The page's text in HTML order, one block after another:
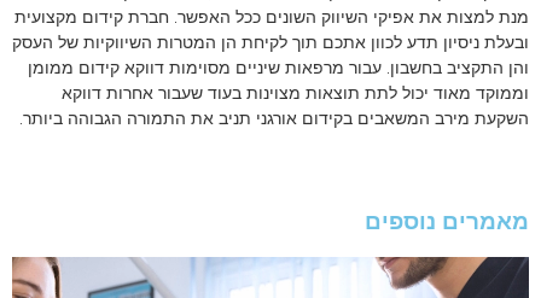
מאמרים נוספים
מנת למצות את אפיקי השיווק השונים ככל האפשר. חברת קידום מקצועית
ובעלת ניסיון תדע לכוון אתכם תוך לקיחת הן המטרות השיווקיות של העסק
והן התקציב בחשבון. עבור מרפאות שיניים מסוימות דווקא קידום ממומן
וממוקד מאוד יכול לתת תוצאות מצוינות בעוד שעבור אחרות דווקא
השקעת מירב המשאבים בקידום אורגני תניב את התמורה הגבוהה ביותר.